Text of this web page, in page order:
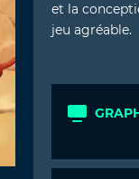
et la
jeu agréable.